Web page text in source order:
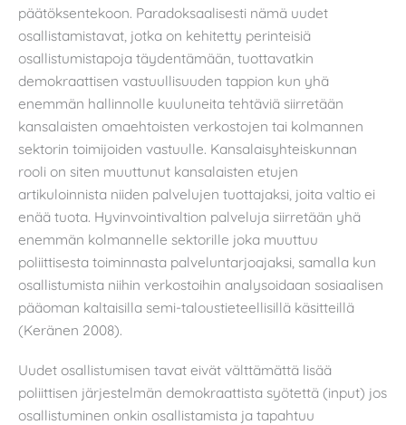
päätöksentekoon. Paradoksaalisesti nämä uudet
osallistamistavat, jotka on kehitetty perinteisiä
osallistumistapoja täydentämään, tuottavatkin
demokraattisen vastuullisuuden tappion kun yhä
enemmän hallinnolle kuuluneita tehtäviä siirretään
kansalaisten omaehtoisten verkostojen tai kolmannen
sektorin toimijoiden vastuulle. Kansalaisyhteiskunnan
rooli on siten muuttunut kansalaisten etujen
artikuloinnista niiden palvelujen tuottajaksi, joita valtio ei
enää tuota. Hyvinvointivaltion palveluja siirretään yhä
enemmän kolmannelle sektorille joka muuttuu
poliittisesta toiminnasta palveluntarjoajaksi, samalla kun
osallistumista niihin verkostoihin analysoidaan sosiaalisen
pääoman kaltaisilla semi-taloustieteellisillä käsitteillä
(Keränen 2008).
Uudet osallistumisen tavat eivät välttämättä lisää
poliittisen järjestelmän demokraattista syötettä (input) jos
osallistuminen onkin osallistamista ja tapahtuu